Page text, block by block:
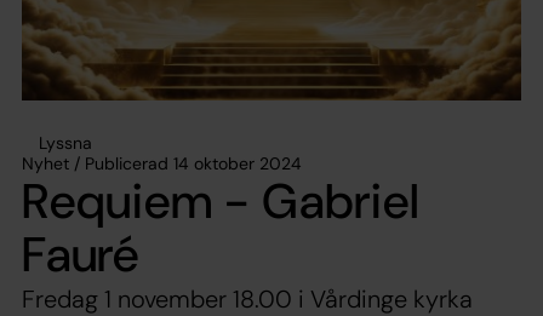
Lyssna
Nyhet / Publicerad 14 oktober 2024
Requiem - Gabriel
Fauré
Fredag 1 november 18.00 i Vårdinge kyrka